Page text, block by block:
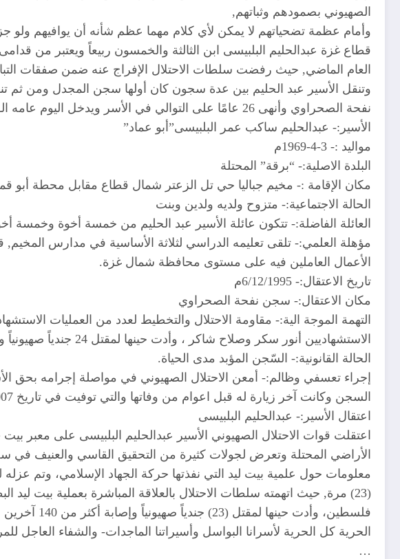
الصهيوني بصمودهم وثباتهم,
وأمام عظمة تضحياتهم لا يمكن لأي كلام مهما عظم شأنه أن يوافيهم
قطاع غزة عبدالحليم البلبيسى ابن الثالثة والخمسون ربيعاً ويعتبر من
العام الماضي, حيث رفضت سلطات الاحتلال الإفراج عنه ضمن صفقات
نفحة الصحراوي وأنهى 26 عامًا على التوالي في الأسر ويدخل اليوم عامه الـ 27 في سجون الاحتلال
الأسير:- عبدالحليم ساكب عمر البلبيسى”أبو عماد”
مواليد :- 3-4-1969م
البلدة الاصلية:- “برقة” المحتلة
مكان الإقامة :- مخيم جباليا حي تل الزعتر شمال قطاع مقابل محطة أبو
الحالة الاجتماعية:- متزوح ولديه ولدين وبنت
العائلة الفاضلة:- تتكون عائلة الأسير عبد الحليم من خمسة أخوة وخمسة
مؤهلة العلمي:- تلقى تعليمه الدراسي لثلاثة الأساسية في مدارس
الأعمال العاملين فيه على مستوى محافظة شمال غزة.
تاريخ الاعتقال:- 6/12/1995م
مكان الاعتقال:- سجن نفحة الصحراوي
التهمة الموجة الية:- مقاومة الاحتلال والتخطيط لعدد من العمليات
الاستشهاديين أنور سكر وصلاح شاكر ، وأدت حينها لمقتل 24 جندياً صهيونياً وإصابة أكثر من 140 آخرين.
الحالة القانونية:- السّجن المؤبد مدى الحياة.
إجراء تعسفي وظالم:- أمعن الاحتلال الصهيوني في مواصلة إجرامه بحق
السجن وكانت آخر زيارة له قبل اعوام من وفاتها والتي توفيت في تاريخ 2/7/2007م وعدد من أقاربه.
اعتقال الأسير:- عبدالحليم البلبيسى
معلومات حول علمية بيت ليد التي نفذتها حركة الجهاد الإسلامي، وتم
(23) مرة, حيث اتهمته سلطات الاحتلال بالعلاقة المباشرة بعملية بيت
فلسطين، وأدت حينها لمقتل (23) جندياً صهيونياً وإصابة أكثر من 140 آخرين
الحرية كل الحرية لأسرانا البواسل وأسيراتنا الماجدات- والشفاء العاجل
…